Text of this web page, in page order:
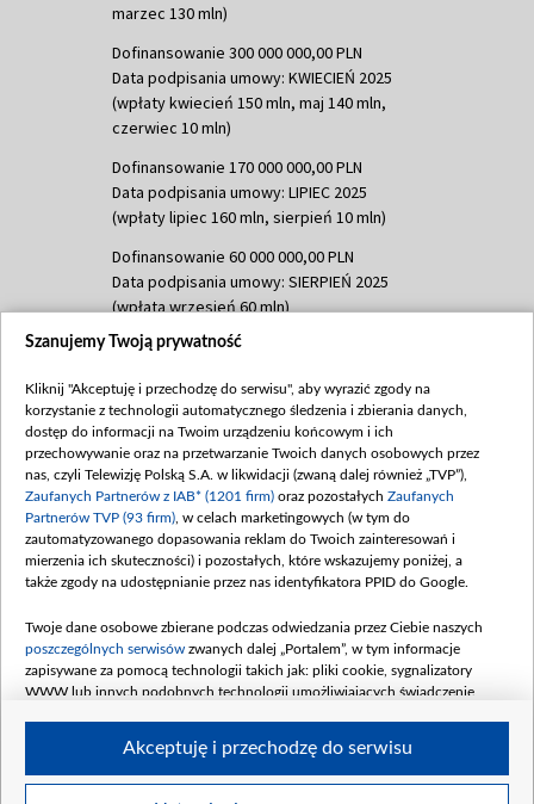
marzec 130 mln)
Dofinansowanie 300 000 000,00 PLN
Data podpisania umowy: KWIECIEŃ 2025
(wpłaty kwiecień 150 mln, maj 140 mln,
czerwiec 10 mln)
Dofinansowanie 170 000 000,00 PLN
Data podpisania umowy: LIPIEC 2025
(wpłaty lipiec 160 mln, sierpień 10 mln)
Dofinansowanie 60 000 000,00 PLN
Data podpisania umowy: SIERPIEŃ 2025
(wpłata wrzesień 60 mln)
Dofinansowanie 635 783 051,21 PLN
(wpłata wrzesień 100 mln, październik 350
mln, listopad 265 mln)
Dofinansowanie 48 862 000,00 PLN
Data podpisania umowy: GRUDZIEŃ 2025
(wpłata grudzień 60,548 mln)
Dofinansowanie 900 000 000,00 PLN
Data podpisania umowy: LUTY 2026 (wpłata
kwiecień 180 mln, 7 maja 180 mln, 8
czerwca 90 mln)
Dofinansowanie 250 000 000,00 PLN
4 sierpnia 250 mln
Szanujemy Twoją prywatność
Kliknij "Akceptuję i przechodzę do serwisu", aby wyrazić zgody na
korzystanie z technologii automatycznego śledzenia i zbierania danych,
dostęp do informacji na Twoim urządzeniu końcowym i ich
przechowywanie oraz na przetwarzanie Twoich danych osobowych przez
nas, czyli Telewizję Polską S.A. w likwidacji (zwaną dalej również „TVP”),
Zaufanych Partnerów z IAB* (1201 firm) oraz pozostałych Zaufanych
Partnerów TVP (93 firm) , w celach marketingowych (w tym do
zautomatyzowanego dopasowania reklam do Twoich zainteresowań i
mierzenia ich skuteczności) i pozostałych, które wskazujemy poniżej, a
także zgody na udostępnianie przez nas identyfikatora PPID do Google.
Twoje dane osobowe zbierane podczas odwiedzania przez Ciebie naszych
poszczególnych serwisów zwanych dalej „Portalem”, w tym informacje
zapisywane za pomocą technologii takich jak: pliki cookie, sygnalizatory
WWW lub innych podobnych technologii umożliwiających świadczenie
Akceptuję i przechodzę do serwisu